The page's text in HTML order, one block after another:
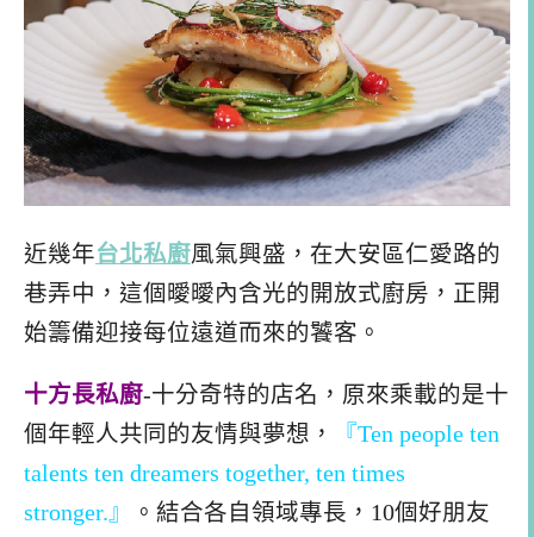
近幾年台北私廚風氣興盛，在大安區仁愛路的
巷弄中，這個曖曖內含光的開放式廚房，正開
始籌備迎接每位遠道而來的饕客。
十方長私廚-十分奇特的店名，原來乘載的是十
個年輕人共同的友情與夢想，
『Ten people ten
talents ten dreamers together, ten times
stronger.』
。結合各自領域專長，10個好朋友